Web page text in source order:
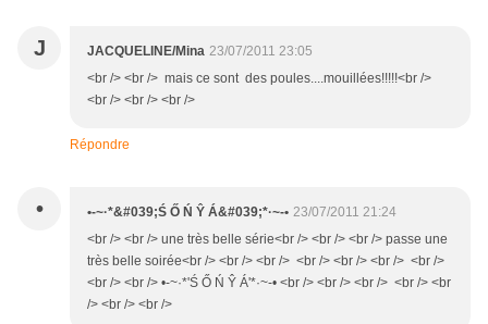
J JACQUELINE/Mina 23/07/2011 23:05
<br /> <br /> mais ce sont des poules....mouillées!!!!!<br />
<br /> <br /> <br />
Répondre
• •-~·*&#039;Ś Ő Ń Ŷ Á&#039;*·~-• 23/07/2011 21:24
<br /> <br /> une très belle série<br /> <br /> <br /> passe une
très belle soirée<br /> <br /> <br /> <br /> <br /> <br /> <br />
<br /> <br /> •-~·*'Ś Ő Ń Ŷ Á'*·~-• <br /> <br /> <br /> <br /> <br
/> <br /> <br />